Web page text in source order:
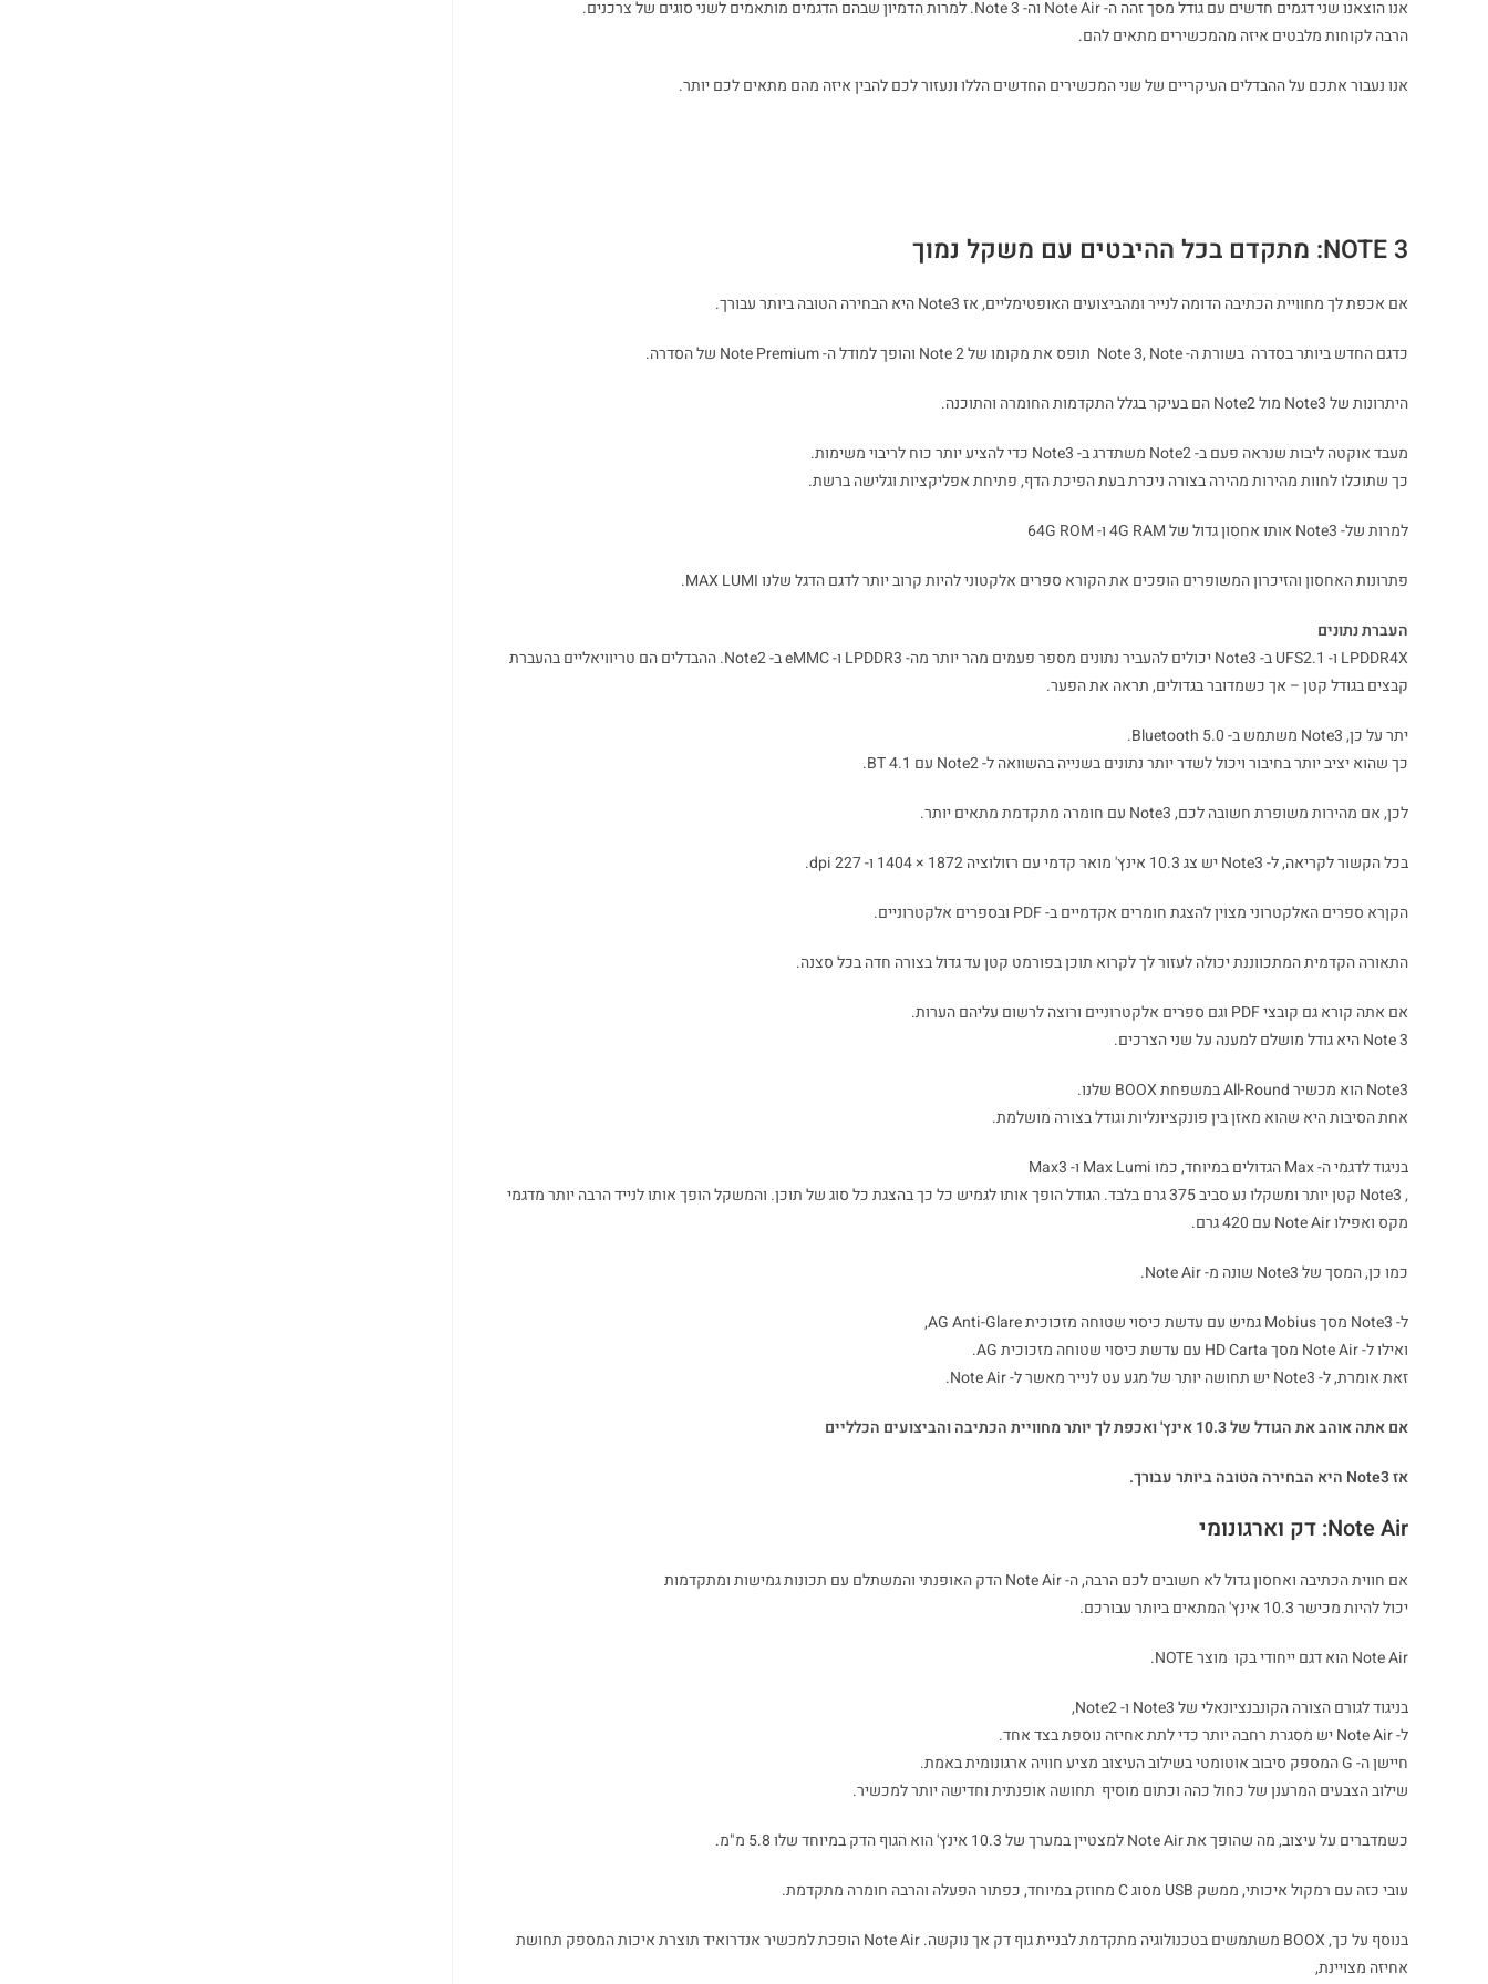
אנו הוצאנו שני דגמים חדשים עם גודל מסך זהה ה- Note Air וה- Note 3. למרות הדמיון שבהם הדגמים מותאמים לשני סוגים של צרכנים.
הרבה לקוחות מלבטים איזה מהמכשירים מתאים להם.
אנו נעבור אתכם על ההבדלים העיקריים של שני המכשירים החדשים הללו ונעזור לכם להבין איזה מהם מתאים לכם יותר.
NOTE 3: מתקדם בכל ההיבטים עם משקל נמוך
אם אכפת לך מחוויית הכתיבה הדומה לנייר ומהביצועים האופטימליים, אז Note3 היא הבחירה הטובה ביותר עבורך.
כדגם החדש ביותר בסדרה בשורת ה- Note 3, Note תופס את מקומו של Note 2 והופך למודל ה- Note Premium של הסדרה.
היתרונות של Note3 מול Note2 הם בעיקר בגלל התקדמות החומרה והתוכנה.
מעבד אוקטה ליבות שנראה פעם ב- Note2 משתדרג ב- Note3 כדי להציע יותר כוח לריבוי משימות.
כך שתוכלו לחוות מהירות מהירה בצורה ניכרת בעת הפיכת הדף, פתיחת אפליקציות וגלישה ברשת.
למרות של- Note3 אותו אחסון גדול של 4G RAM ו- 64G ROM
פתרונות האחסון והזיכרון המשופרים הופכים את הקורא ספרים אלקטוני להיות קרוב יותר לדגם הדגל שלנו MAX LUMI.
העברת נתונים
LPDDR4X ו- UFS2.1 ב- Note3 יכולים להעביר נתונים מספר פעמים מהר יותר מה- LPDDR3 ו- eMMC ב- Note2. ההבדלים הם טריוויאליים בהעברת
קבצים בגודל קטן – אך כשמדובר בגדולים, תראה את הפער.
יתר על כן, Note3 משתמש ב- Bluetooth 5.0.
כך שהוא יציב יותר בחיבור ויכול לשדר יותר נתונים בשנייה בהשוואה ל- Note2 עם BT 4.1.
לכן, אם מהירות משופרת חשובה לכם, Note3 עם חומרה מתקדמת מתאים יותר.
בכל הקשור לקריאה, ל- Note3 יש צג 10.3 אינץ' מואר קדמי עם רזולוציה 1872 × 1404 ו- 227 dpi.
הקןרא ספרים האלקטרוני מצוין להצגת חומרים אקדמיים ב- PDF ובספרים אלקטרוניים.
התאורה הקדמית המתכווננת יכולה לעזור לך לקרוא תוכן בפורמט קטן עד גדול בצורה חדה בכל סצנה.
אם אתה קורא גם קובצי PDF וגם ספרים אלקטרוניים ורוצה לרשום עליהם הערות.
Note 3 היא גודל מושלם למענה על שני הצרכים.
Note3 הוא מכשיר All-Round במשפחת BOOX שלנו.
אחת הסיבות היא שהוא מאזן בין פונקציונליות וגודל בצורה מושלמת.
בניגוד לדגמי ה- Max הגדולים במיוחד, כמו Max Lumi ו- Max3
, Note3 קטן יותר ומשקלו נע סביב 375 גרם בלבד. הגודל הופך אותו לגמיש כל כך בהצגת כל סוג של תוכן. והמשקל הופך אותו לנייד הרבה יותר מדגמי
מקס ואפילו Note Air עם 420 גרם.
כמו כן, המסך של Note3 שונה מ- Note Air.
ל- Note3 מסך Mobius גמיש עם עדשת כיסוי שטוחה מזכוכית AG Anti-Glare,
ואילו ל- Note Air מסך HD Carta עם עדשת כיסוי שטוחה מזכוכית AG.
זאת אומרת, ל- Note3 יש תחושה יותר של מגע עט לנייר מאשר ל- Note Air.
אם אתה אוהב את הגודל של 10.3 אינץ' ואכפת לך יותר מחוויית הכתיבה והביצועים הכלליים
אז Note3 היא הבחירה הטובה ביותר עבורך.
Note Air: דק וארגונומי
אם חווית הכתיבה ואחסון גדול לא חשובים לכם הרבה, ה- Note Air הדק האופנתי והמשתלם עם תכונות גמישות ומתקדמות
יכול להיות מכישר 10.3 אינץ' המתאים ביותר עבורכם.
Note Air הוא דגם ייחודי בקו מוצר NOTE.
בניגוד לגורם הצורה הקונבנציונאלי של Note3 ו- Note2,
ל- Note Air יש מסגרת רחבה יותר כדי לתת אחיזה נוספת בצד אחד.
חיישן ה- G המספק סיבוב אוטומטי בשילוב העיצוב מציע חוויה ארגונומית באמת.
שילוב הצבעים המרענן של כחול כהה וכתום מוסיף תחושה אופנתית וחדישה יותר למכשיר.
כשמדברים על עיצוב, מה שהופך את Note Air למצטיין במערך של 10.3 אינץ' הוא הגוף הדק במיוחד שלו 5.8 מ"מ.
עובי כזה עם רמקול איכותי, ממשק USB מסוג C מחוזק במיוחד, כפתור הפעלה והרבה חומרה מתקדמת.
בנוסף על כך, BOOX משתמשים בטכנולוגיה מתקדמת לבניית גוף דק אך נוקשה. Note Air הופכת למכשיר אנדרואיד תוצרת איכות המספק תחושת
אחיזה מצויינת,